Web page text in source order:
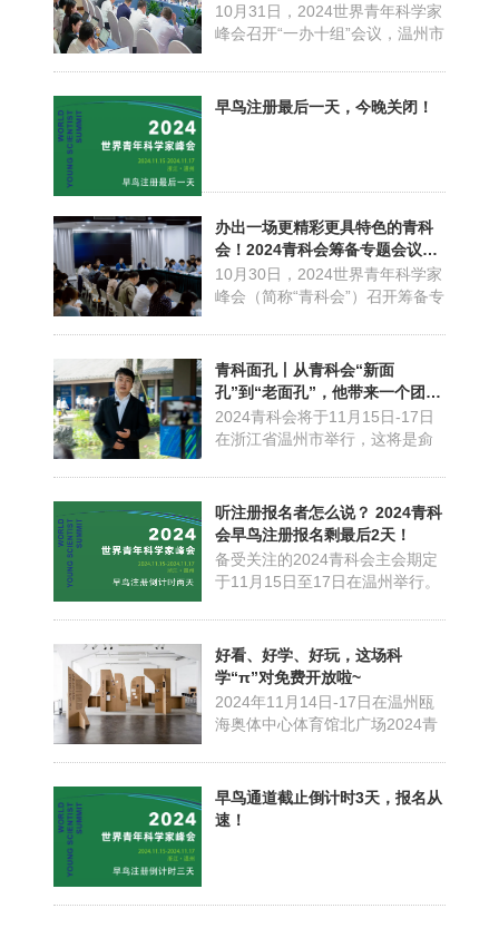
10月31日，2024世界青年科学家
峰会召开“一办十组”会议，温州市
议听取了青科会执委办、行政嘉
宾组、新闻宣传组、维稳安保
报。王振勇详细了解各组有...
早鸟注册最后一天，今晚关闭！
办出一场更精彩更具特色的青科
会！2024青科会筹备专题会议召
开
10月30日，2024世界青年科学家
峰会（简称“青科会”）召开筹备专
副主席郭寄良，浙江省科协原二
级巡视员戴力出席会议。温州市
政府副市长王振勇主持会议，要
求进一步强化攻坚态势，办出一
场更精彩、更具特色的青科会。
会议听取峰会嘉宾参会情...
青科面孔丨从青科会“新面
孔”到“老面孔”，他带来一个团
队，撬动一个产业
2024青科会将于11月15日-17日
在浙江省温州市举行，这将是侴
大学教授，温州大学碳中和技术
创新研究院院长，温州市钠离子
电池重点实验室主任，温州钠术
新能源科技有限公司创始人。
2019年，因为参加青科会，侴术
雷初次与温州结缘。2021年，
他...
听注册报名者怎么说？ 2024青科
会早鸟注册报名剩最后2天！
备受关注的2024青科会主会期定
于11月15日至17日在温州举行。
持续开放中，早鸟注册时间将在
10月31日结束，最后2天、这波
早鸟优惠别错过。今年青科会首
次启动公开报名注册系统，实
现“请你来”到“我要来”转变，给国
内外青年科学家更多的机会...
好看、好学、好玩，这场科
学“π”对免费开放啦~
2024年11月14日-17日在温州瓯
海奥体中心体育馆北广场2024青
票申请开始啦~即日起登录报名系
统通过审核后即可免费加入这场
科学界的嘉年华！作为一场展示
早鸟通道截止倒计时3天，报名从
速！